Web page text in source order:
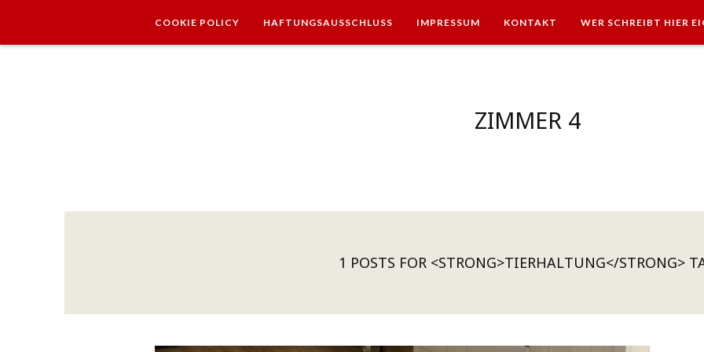
COOKIE POLICY HAFTUNGSAUSSCHLUSS IMPRESSUM KONTAKT WER SCHREIBT HIER
ZIMMER 4
1 POSTS FOR <STRONG>TIERHALTUNG</STRONG>